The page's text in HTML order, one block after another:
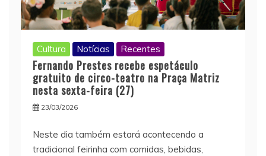
Cultura Notícias Recentes
Fernando Prestes recebe espetáculo
gratuito de circo-teatro na Praça Matriz
nesta sexta-feira (27)
23/03/2026
Neste dia também estará acontecendo a
tradicional feirinha com comidas, bebidas,